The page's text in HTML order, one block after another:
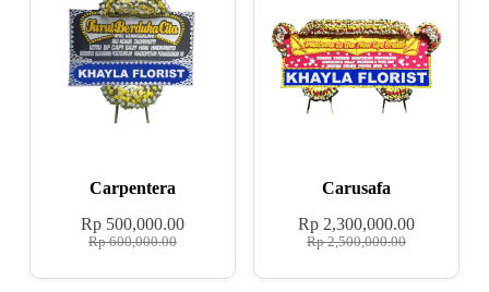
Carpentera
Rp600,000.00
Rp500,000.00
Carusafa
Rp2,500,000.00
Rp 2,300,000.00